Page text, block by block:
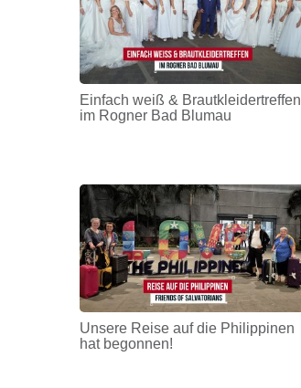
Einfach weiß & Brautkleidertreffen
im Rogner Bad Blumau
Unsere Reise auf die Philippinen
hat begonnen!